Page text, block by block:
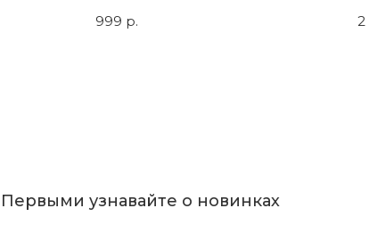
FRIDA, красный, красное
вино
999 р. 2
Первыми узнавайте о новинках